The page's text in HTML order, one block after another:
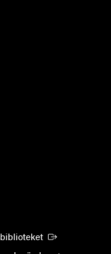
(Extern länk)